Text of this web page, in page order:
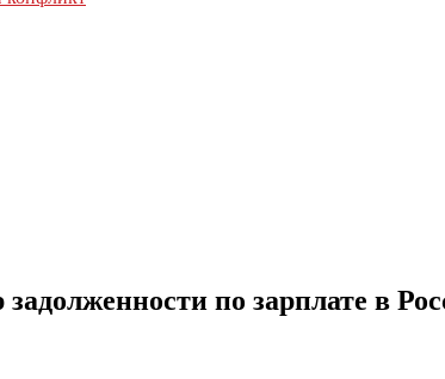
задолженности по зарплате в